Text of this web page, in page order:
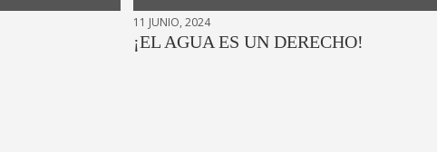
11 JUNIO, 2024
¡EL AGUA ES UN DERECHO!